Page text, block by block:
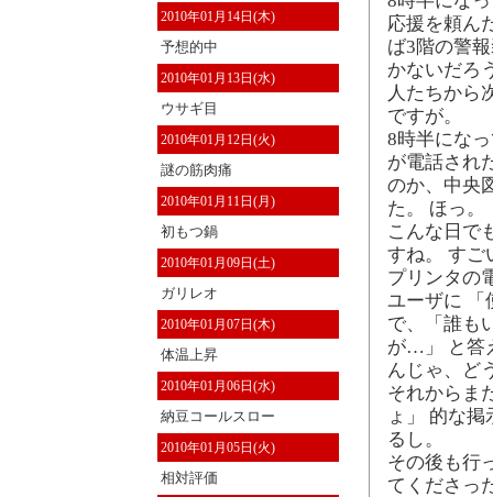
2010年01月14日(木)
予想的中
2010年01月13日(水)
ウサギ目
2010年01月12日(火)
謎の筋肉痛
2010年01月11日(月)
初もつ鍋
2010年01月09日(土)
ガリレオ
2010年01月07日(木)
体温上昇
2010年01月06日(水)
納豆コールスロー
2010年01月05日(火)
相対評価
応援を頼ん
ば3階の警
かないだろ
人たちから
ですが。
8時半にな
が電話され
のか、中央
た。 ほっ。
こんな日で
すね。 すご
プリンタの
ユーザに 「
で、「誰も
が…」 と答
んじゃ、ど
それからま
ょ」 的な
るし。
その後も行
てくださっ